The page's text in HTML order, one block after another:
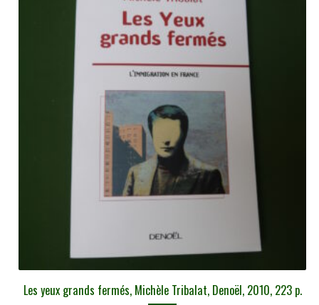
Les yeux grands fermés, Michèle Tribalat, Denoël, 2010, 223 p.